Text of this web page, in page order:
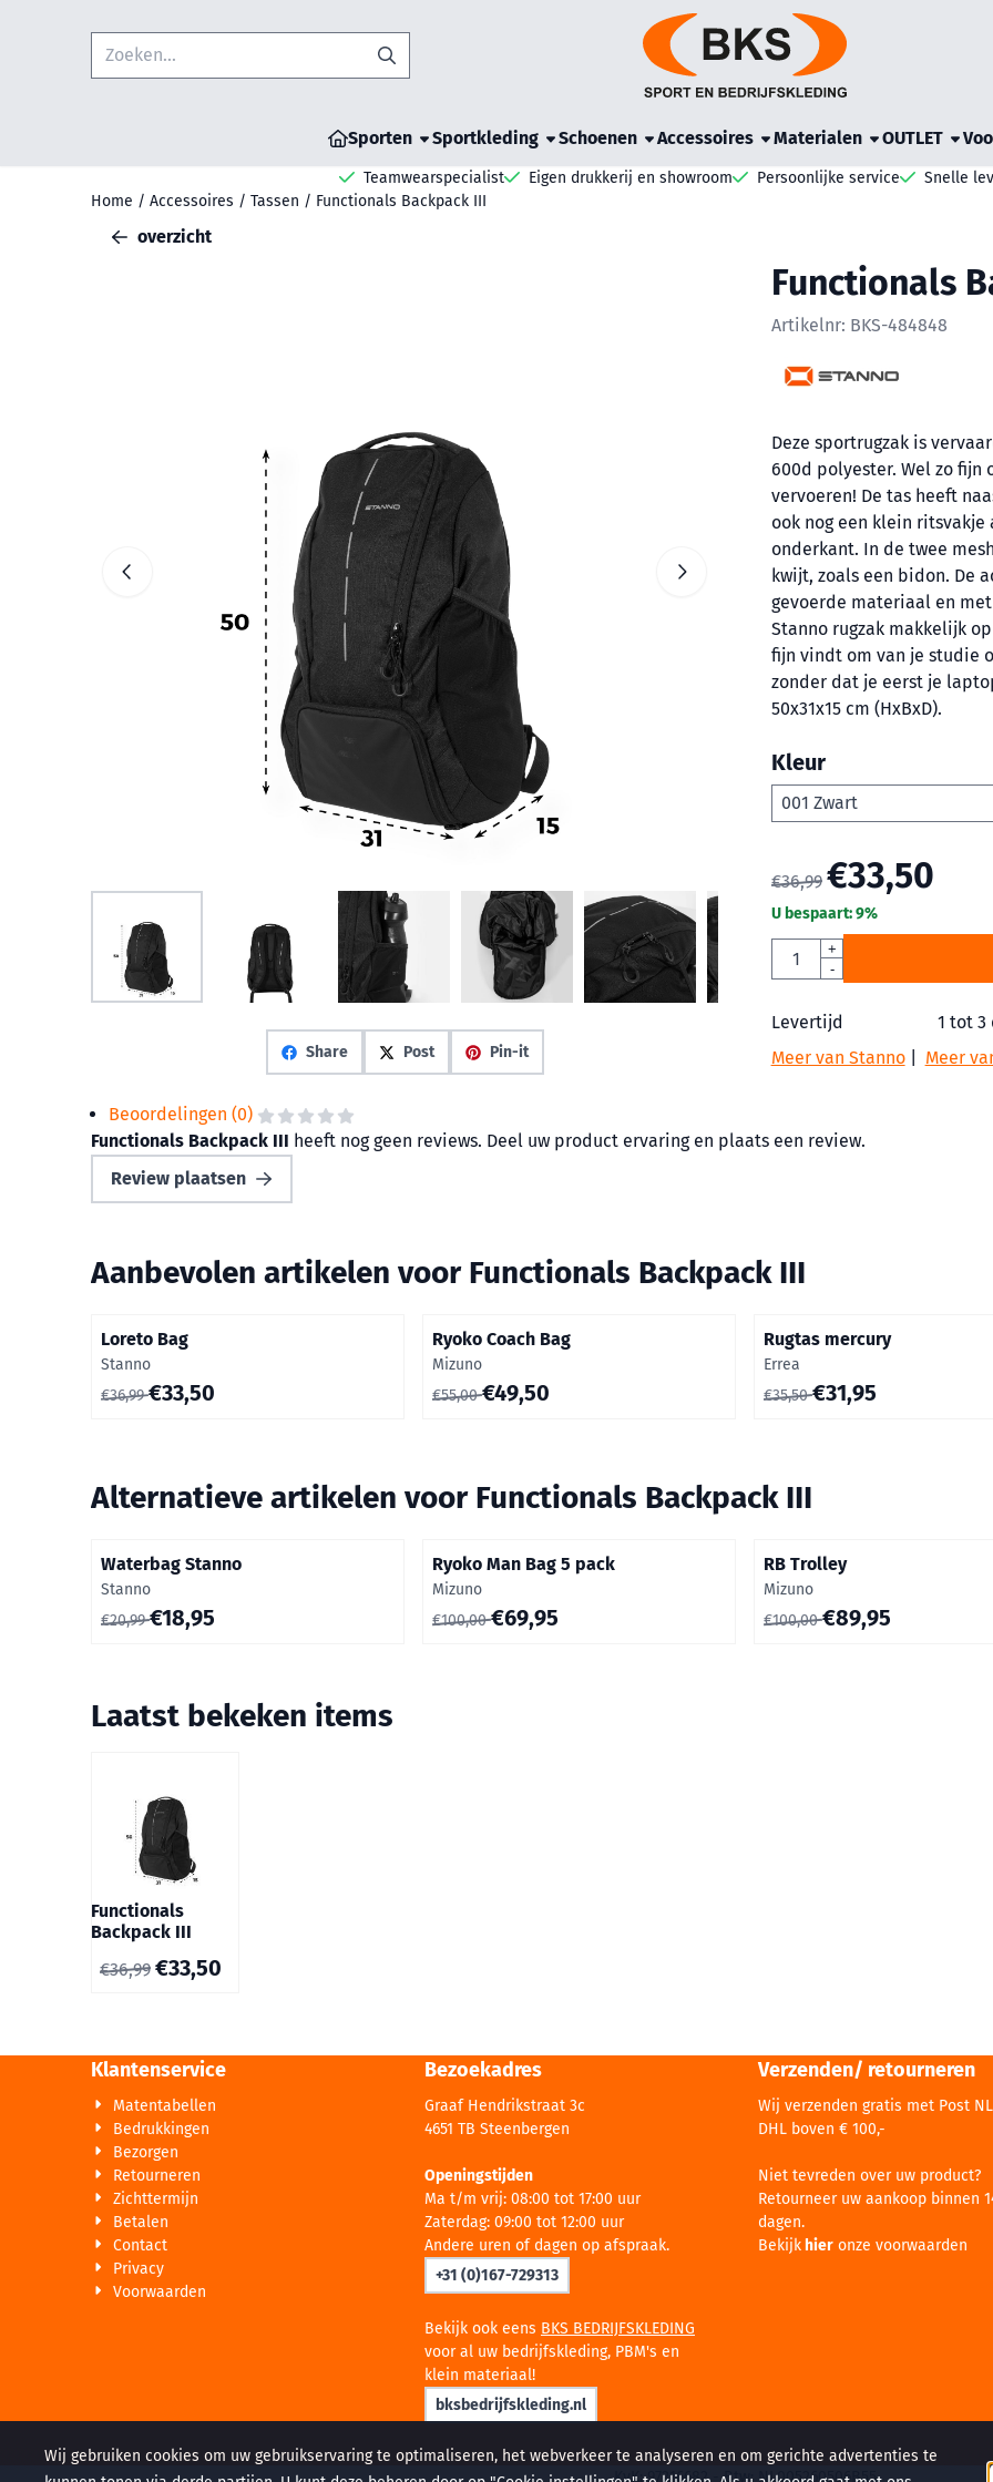
Zoeken
Sporten Sportkleding Schoenen Accessoires Materialen OUTLET
Teamwearspecialist Eigen drukkerij en showroom Persoonlijke service Snelle
Home / Accessoires / Tassen / Functionals Backpack III
overzicht
Share Post Pin-it
Functionals
Artikelnr: BKS-484848
Deze sportrugzak is
600d polyester. Wel zo fijn
vervoeren! De tas heeft
ook nog een klein ritsvakje
onderkant. In de twee
kwijt, zoals een bidon. De
gevoerde materiaal en
Stanno rugzak makkelijk
fijn vindt om van je studie
zonder dat je eerst je
50x31x15 cm (HxBxD).
Kleur
€36,99 €33,50
U bespaart:9%
Aantal
+
-
Levertijd
1 tot 3
Meer van Stanno| Meer
Beoordelingen (0)
Functionals Backpack III heeft nog geen reviews. Deel uw product ervaring en plaats een review.
Review plaatsen
Aanbevolen artikelen voor Functionals Backpack III
Loreto Bag
Merk:
Stanno
Van 36,99 voor 33,50
€36,99€33,50
Ryoko Coach Bag
Merk:
Mizuno
Van 55,00 voor 49,50
€55,00€49,50
Rugtas mercury
Merk:
Errea
Van 35,50 voor 31,95
€35,50€31,95
Alternatieve artikelen voor Functionals Backpack III
Waterbag Stanno
Merk:
Stanno
Van 20,99 voor 18,95
€20,99€18,95
Ryoko Man Bag 5 pack
Merk:
Mizuno
Van 100,00 voor 69,95
€100,00€69,95
RB Trolley
Merk:
Mizuno
Van 100,00 voor 89,95
€100,00€89,95
Laatst bekeken items
Functionals
Backpack III
€36,99 €33,50
Klantenservice
Matentabellen
Bedrukkingen
Bezorgen
Retourneren
Zichttermijn
Betalen
Contact
Privacy
Voorwaarden
Bezoekadres
Graaf Hendrikstraat 3c
4651 TB Steenbergen
Openingstijden
Ma t/m vrij: 08:00 tot 17:00 uur
Zaterdag: 09:00 tot 12:00 uur
Andere uren of dagen op afspraak.
+31 (0)167-729313
Bekijk ook eens BKS BEDRIJFSKLEDING
voor al uw bedrijfskleding, PBM's en
klein materiaal!
bksbedrijfskleding.nl
Verzenden/ retourneren
Wij verzenden gratis met Post
DHL boven € 100,-
Niet tevreden over uw product?
Retourneer uw aankoop binnen
dagen.
Bekijk hieronze voorwaarden
KvK: 97216682 - Btw: NL005260506B55
Wij gebruiken cookies om uw gebruikservaring te optimaliseren, het webverkeer te analyseren en om gerichte advertenties te